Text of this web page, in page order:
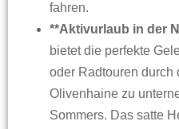
fahren.
**Aktivurlaub in der
bietet die perfekte
oder Radtouren durch
Olivenhaine zu
Sommers. Das satte